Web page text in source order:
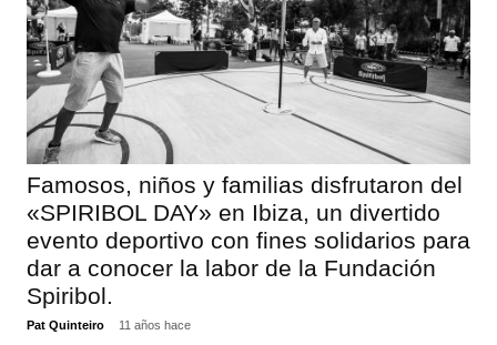
Famosos, niños y familias disfrutaron del
«SPIRIBOL DAY» en Ibiza, un divertido
evento deportivo con fines solidarios para
dar a conocer la labor de la Fundación
Spiribol.
Pat Quinteiro 11 años hace